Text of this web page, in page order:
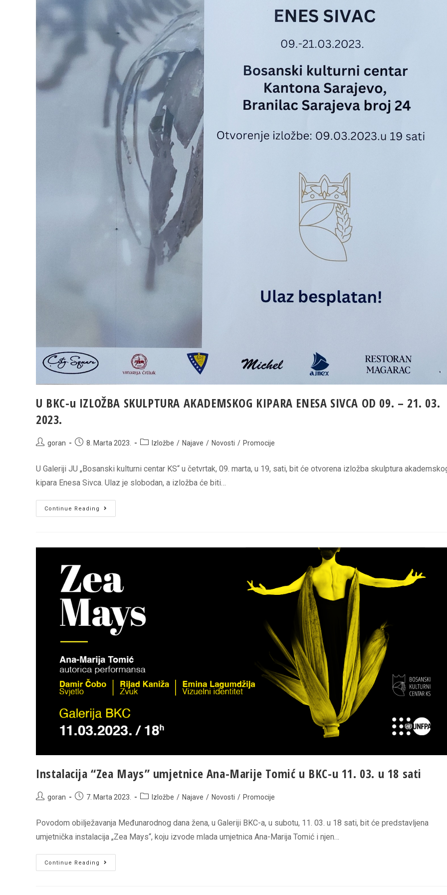
U BKC-u IZLOŽBA SKULPTURA AKADEMSKOG KIPARA ENESA SIVCA OD 09. – 21. 03.
2023.
Postgoran
Post8. Marta 2023.
PostIzložbe / Najave / Novosti / Promocije
U Galeriji JU „Bosanski kulturni centar KS“ u četvrtak, 09. marta, u 19, sati, bit će otvorena izložba skulptura
kipara Enesa Sivca. Ulaz je slobodan, a izložba će biti…
Continue Reading
BKC-
KIPARA
ENESA
SIVCA
OD
09.
03.
2023.
Instalacija “Zea Mays” umjetnice Ana-Marije Tomić u BKC-u 11. 03. u 18 sati
Postgoran
Post7. Marta 2023.
PostIzložbe / Najave / Novosti / Promocije
Povodom obilježavanja Međunarodnog dana žena, u Galeriji BKC-a, u subotu, 11. 03. u 18 sati, bit će predstavljena
umjetnička instalacija „Zea Mays“, koju izvode mlada umjetnica Ana-Marija Tomić i njen…
Continue Reading
“Zea